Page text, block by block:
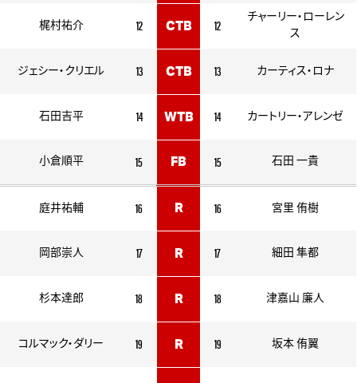
梶村祐介 12 CTB 12
チャーリー・ローレン
ス
ジェシー・クリエル 13 CTB 13 カーティス・ロナ
石田吉平 14 WTB 14 カートリー・アレンゼ
小倉順平 15 FB 15 石田 一貴
庭井祐輔 16 R 16 宮里 侑樹
岡部崇人 17 R 17 細田 隼都
杉本達郎 18 R 18 津嘉山 廉人
コルマック・ダリー 19 R 19 坂本 侑翼